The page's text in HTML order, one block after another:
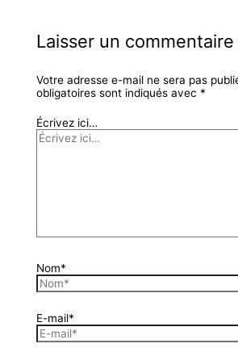
Laisser un commentaire
Votre adresse e-mail ne sera pas
obligatoires sont indiqués avec *
Écrivez ici…
Nom*
E-mail*